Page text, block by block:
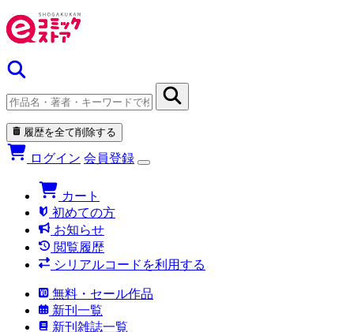
履歴を全て削除する
ログイン 会員登録
カート
初めての方
お知らせ
閲覧履歴
シリアルコードを利用する
無料・セール作品
新刊一覧
新刊雑誌一覧